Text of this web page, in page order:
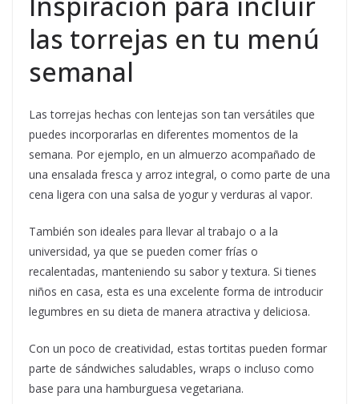
las torrejas en tu menú
semanal
Las torrejas hechas con lentejas son tan versátiles que
puedes incorporarlas en diferentes momentos de la
semana. Por ejemplo, en un almuerzo acompañado de
una ensalada fresca y arroz integral, o como parte de una
cena ligera con una salsa de yogur y verduras al vapor.
También son ideales para llevar al trabajo o a la
universidad, ya que se pueden comer frías o
recalentadas, manteniendo su sabor y textura. Si tienes
niños en casa, esta es una excelente forma de introducir
legumbres en su dieta de manera atractiva y deliciosa.
Con un poco de creatividad, estas tortitas pueden formar
parte de sándwiches saludables, wraps o incluso como
base para una hamburguesa vegetariana.